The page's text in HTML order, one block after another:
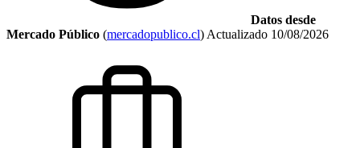
Datos desde
Mercado Público (mercadopublico.cl) Actualizado 10/08/2026